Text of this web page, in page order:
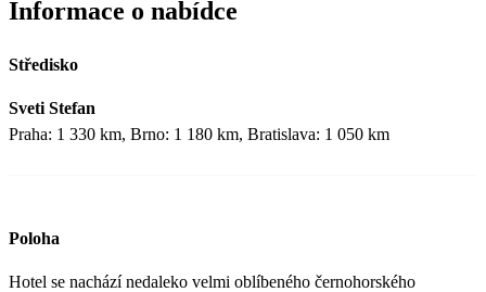
Informace o nabídce
Středisko
Sveti Stefan
Praha: 1 330 km, Brno: 1 180 km, Bratislava: 1 050 km
Poloha
Hotel se nachází nedaleko velmi oblíbeného černohorského